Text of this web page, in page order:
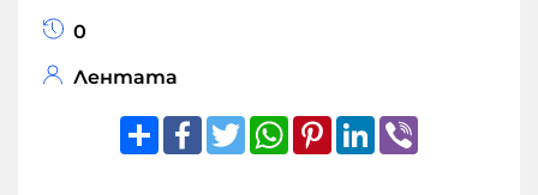
0
Лентата
ShareFacebook
TwitterWhatsApp
Pinterest
LinkedIn